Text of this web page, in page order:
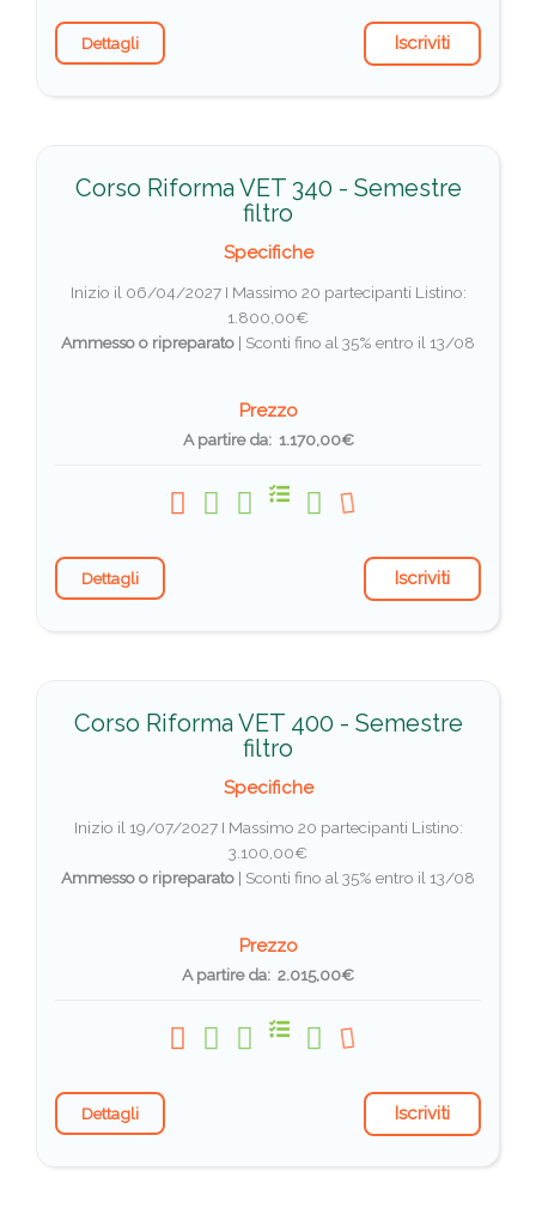
Dettagli Iscriviti
Corso Riforma VET 340 - Semestre
filtro
Specifiche
Inizio il 06/04/2027 I Massimo 20 partecipanti Listino:
1.800,00€
Ammesso o ripreparato | Sconti fino al 35% entro il 13/08
Prezzo
A partire da: 1.170,00€
Dettagli Iscriviti
Corso Riforma VET 400 - Semestre
filtro
Specifiche
Inizio il 19/07/2027 I Massimo 20 partecipanti Listino:
3.100,00€
Ammesso o ripreparato | Sconti fino al 35% entro il 13/08
Prezzo
A partire da: 2.015,00€
Dettagli Iscriviti